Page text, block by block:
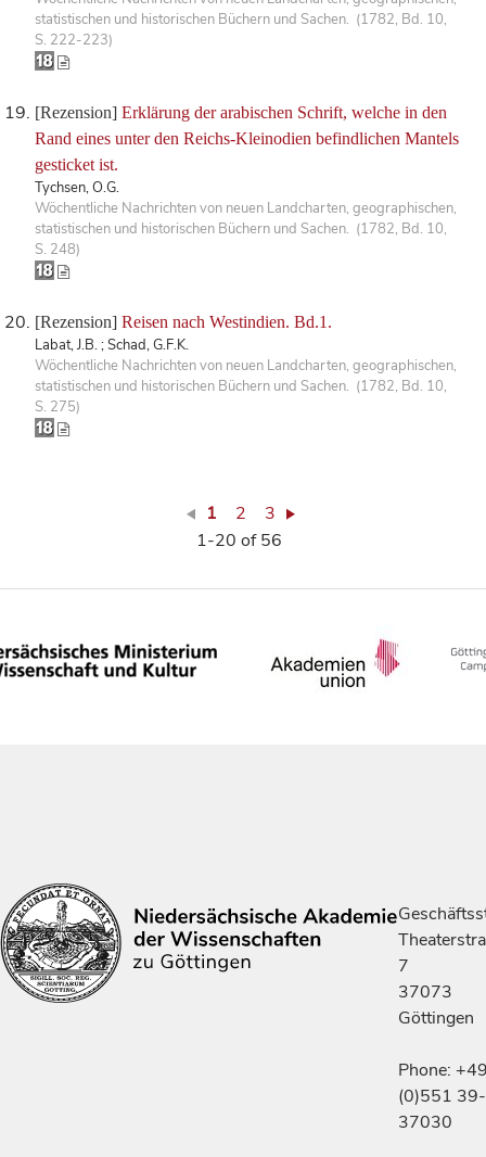
statistischen und historischen Büchern und Sachen. (1782, Bd. 10,
S. 222-223)
[Rezension] Erklärung der arabischen Schrift, welche in den
Rand eines unter den Reichs-Kleinodien befindlichen Mantels
gesticket ist.
Tychsen, O.G.
Wöchentliche Nachrichten von neuen Landcharten, geographischen,
statistischen und historischen Büchern und Sachen. (1782, Bd. 10,
S. 248)
[Rezension] Reisen nach Westindien. Bd.1.
Labat, J.B. ; Schad, G.F.K.
Wöchentliche Nachrichten von neuen Landcharten, geographischen,
statistischen und historischen Büchern und Sachen. (1782, Bd. 10,
S. 275)
1 2
3
1-20 of 56
7
37073
Göttingen
Phone:
(0)551 39-
37030